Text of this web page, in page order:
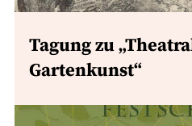
Tagung zu
Gartenkunst“